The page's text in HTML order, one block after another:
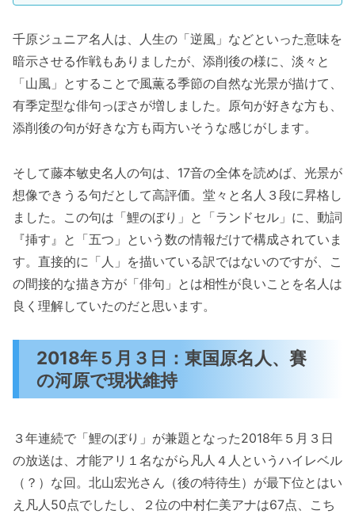
千原ジュニア名人は、人生の「逆風」などといった意味を
暗示させる作戦もありましたが、添削後の様に、淡々と
「山風」とすることで風薫る季節の自然な光景が描けて、
有季定型な俳句っぽさが増しました。原句が好きな方も、
添削後の句が好きな方も両方いそうな感じがします。
そして藤本敏史名人の句は、17音の全体を読めば、光景が
想像できうる句だとして高評価。堂々と名人３段に昇格し
ました。この句は「鯉のぼり」と「ランドセル」に、動詞
『挿す』と「五つ」という数の情報だけで構成されていま
す。直接的に「人」を描いている訳ではないのですが、こ
の間接的な描き方が「俳句」とは相性が良いことを名人は
良く理解していたのだと思います。
2018年５月３日：東国原名人、賽
の河原で現状維持
３年連続で「鯉のぼり」が兼題となった2018年５月３日
の放送は、才能アリ１名ながら凡人４人というハイレベル
（？）な回。北山宏光さん（後の特待生）が最下位とはい
え凡人50点でしたし、２位の中村仁美アナは67点、こち